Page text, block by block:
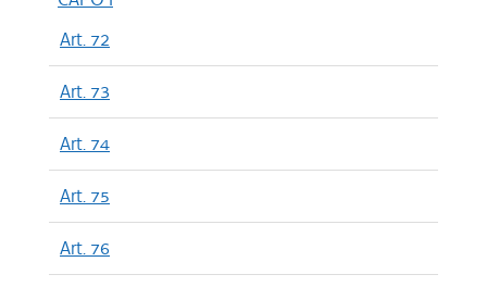
Art. 72
Art. 73
Art. 74
Art. 75
Art. 76